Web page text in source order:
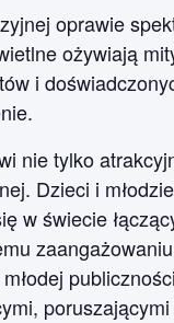
oprawie
ożywiają
i
nie tylko
Dzieci i
w świecie
poruszającymi